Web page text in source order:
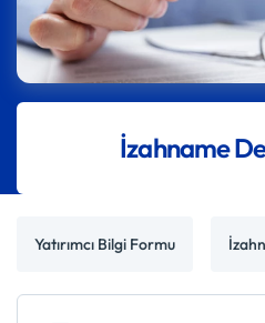
İzahname
Yatırımcı Bilgi Formu